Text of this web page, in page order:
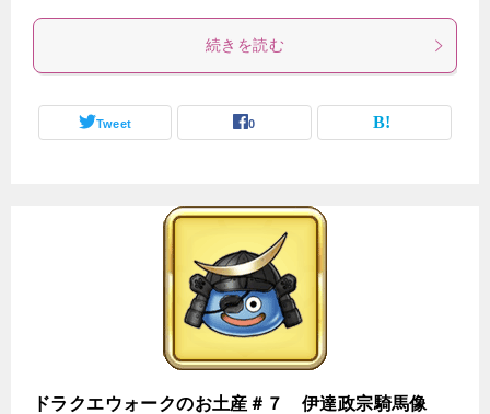
続きを読む
Tweet 0
ドラクエウォークのお土産＃７ 伊達政宗騎馬像